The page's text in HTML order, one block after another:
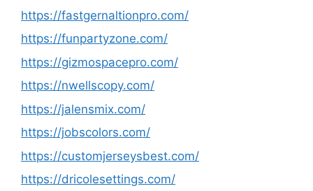
https://fastgernaltionpro.com/
https://funpartyzone.com/
https://gizmospacepro.com/
https://nwellscopy.com/
https://jalensmix.com/
https://jobscolors.com/
https://customjerseysbest.com/
https://dricolesettings.com/